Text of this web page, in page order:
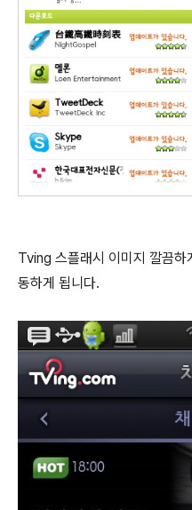
Tving 스플래시 이미지 깔끔하
동하게 됩니다.